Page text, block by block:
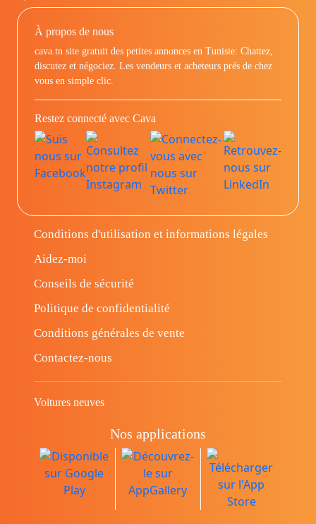
À propos de nous
cava.tn site gratuit des petites annonces en Tunisie: Chattez,
discutez et négociez. Les vendeurs et acheteurs prés de chez
vous en simple clic.
Restez connecté avec Cava
Conditions d'utilisation et informations légales
Aidez-moi
Conseils de sécurité
Politique de confidentialité
Conditions générales de vente
Contactez-nous
Voitures neuves
Nos applications